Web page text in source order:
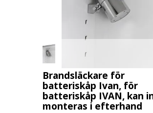
Brandsläckare för
batteriskåp Ivan, för
batteriskåp IVAN, kan
monteras i efterhand